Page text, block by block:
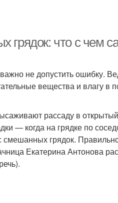
что с чем
не допустить ошибку.
вещества и влагу в
рассаду в
— когда на грядке по
смешанных грядок.
Екатерина Антонова